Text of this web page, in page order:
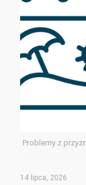
Problemy z
14 lipca, 2026